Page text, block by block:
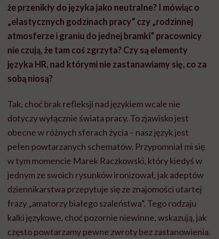
że przenikły do języka jako neutralne? I mówiąc o
„elastycznych godzinach pracy” czy „rodzinnej
atmosferze i graniu do jednej bramki” pracownicy
nie czują, że tam coś zgrzyta? Czy są elementy
języka HR, nad którymi nie zastanawiamy się, co za
sobą niosą?
Tak, choć brak refleksji nad językiem wcale nie
dotyczy wyłącznie świata pracy. To zjawisko jest
obecne w różnych sferach życia – nasz język jest
pełen powtarzanych schematów. Przypomniał mi się
w tym momencie Marek Raczkowski, który kiedyś w
jednym ze swoich rysunków ironizował, jak adeptów
dziennikarstwa przepytuje się ze znajomości utartej
frazy „amatorzy białego szaleństwa”. Tego rodzaju
kalki językowe, choć pozornie niewinne, wskazują, jak
często powtarzamy pewne zwroty bez zastanowienia.